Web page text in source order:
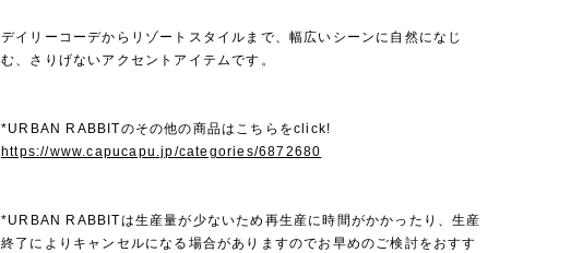
デイリーコーデからリゾートスタイルまで、幅広いシーンに自然になじ
む、さりげないアクセントアイテムです。
*URBAN RABBITのその他の商品はこちらをclick!
https://www.capucapu.jp/categories/6872680
*URBAN RABBITは生産量が少ないため再生産に時間がかかったり、生産
終了によりキャンセルになる場合がありますのでお早めのご検討をおすす